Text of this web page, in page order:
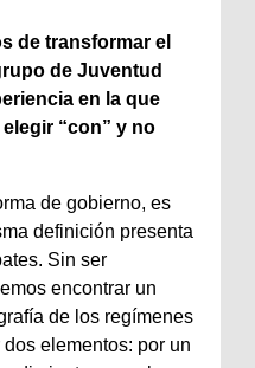
de transformar el
de Juventud
en la que
“con” y no
de gobierno, es
definición presenta
Sin ser
encontrar un
de los regímenes
elementos: por un